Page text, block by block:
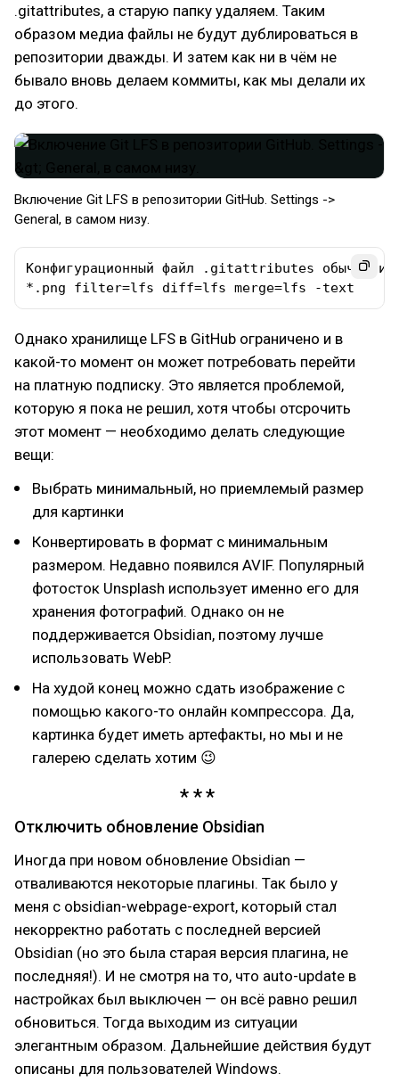
.gitattributes, а старую папку удаляем. Таким
образом медиа файлы не будут дублироваться в
репозитории дважды. И затем как ни в чём не
бывало вновь делаем коммиты, как мы делали их
до этого.
Включение Git LFS в репозитории GitHub. Settings ->
General, в самом низу.
Конфигурационный файл .gitattributes обычно
*.png filter=lfs diff=lfs merge=lfs -text
Однако хранилище LFS в GitHub ограничено и в
какой-то момент он может потребовать перейти
на платную подписку. Это является проблемой,
которую я пока не решил, хотя чтобы отсрочить
этот момент — необходимо делать следующие
вещи:
Выбрать минимальный, но приемлемый размер
для картинки
Конвертировать в формат с минимальным
размером. Недавно появился AVIF. Популярный
фотосток Unsplash использует именно его для
хранения фотографий. Однако он не
поддерживается Obsidian, поэтому лучше
использовать WebP.
На худой конец можно сдать изображение с
помощью какого-то онлайн компрессора. Да,
картинка будет иметь артефакты, но мы и не
галерею сделать хотим 😉
Отключить обновление Obsidian
Иногда при новом обновление Obsidian —
отваливаются некоторые плагины. Так было у
меня с obsidian-webpage-export, который стал
некорректно работать с последней версией
Obsidian (но это была старая версия плагина, не
последняя!). И не смотря на то, что auto-update в
настройках был выключен — он всё равно решил
обновиться. Тогда выходим из ситуации
элегантным образом. Дальнейшие действия будут
описаны для пользователей Windows.